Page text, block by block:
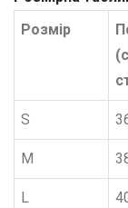
Розмір
S
M
L